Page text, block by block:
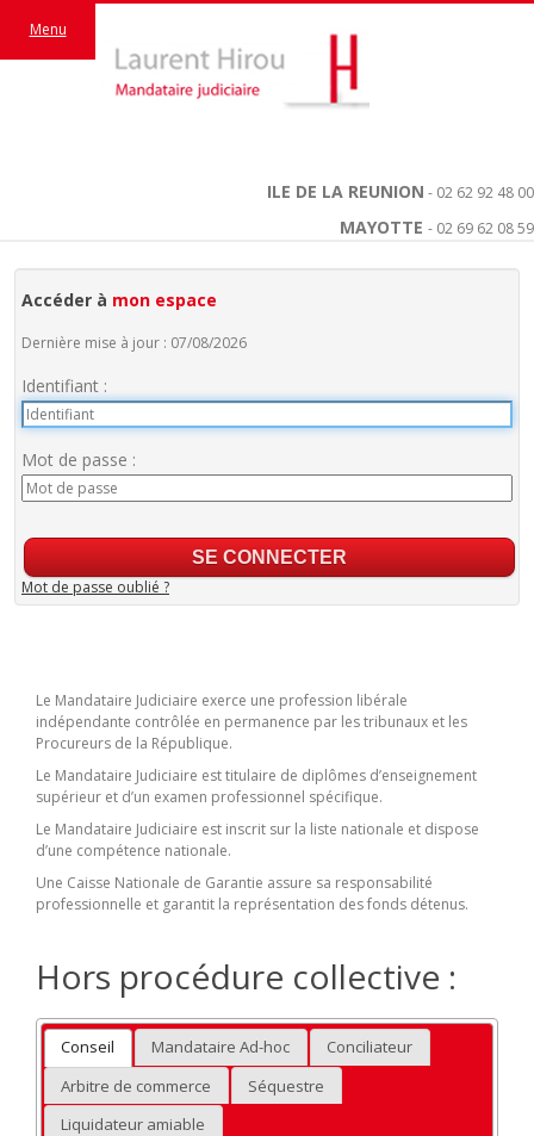
ILE DE LA REUNION - 02 62 92 48 00
MAYOTTE - 02 69 62 08 59
Menu
Accéder à mon espace
Dernière mise à jour : 07/08/2026
Identifiant :
Mot de passe :
Mot de passe oublié ?
Le Mandataire Judiciaire exerce une profession libérale
indépendante contrôlée en permanence par les tribunaux et les
Procureurs de la République.
Le Mandataire Judiciaire est titulaire de diplômes d’enseignement
supérieur et d’un examen professionnel spécifique.
Le Mandataire Judiciaire est inscrit sur la liste nationale et dispose
d’une compétence nationale.
Une Caisse Nationale de Garantie assure sa responsabilité
professionnelle et garantit la représentation des fonds détenus.
Hors procédure collective :
Conseil Mandataire Ad-hoc
Conciliateur
Arbitre de commerce
Séquestre
Liquidateur amiable